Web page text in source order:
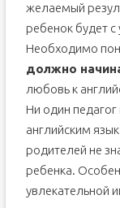
желаемый
ребенок будет с
Необходимо
должно
любовь к
Ни один
английским
родителей не
ребенка.
увлекательной